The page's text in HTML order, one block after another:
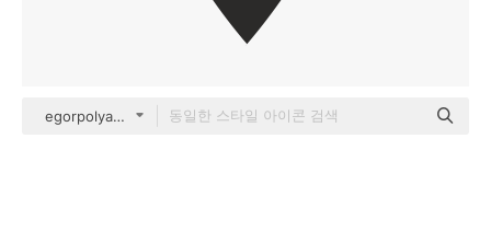
egorpolyakov Others